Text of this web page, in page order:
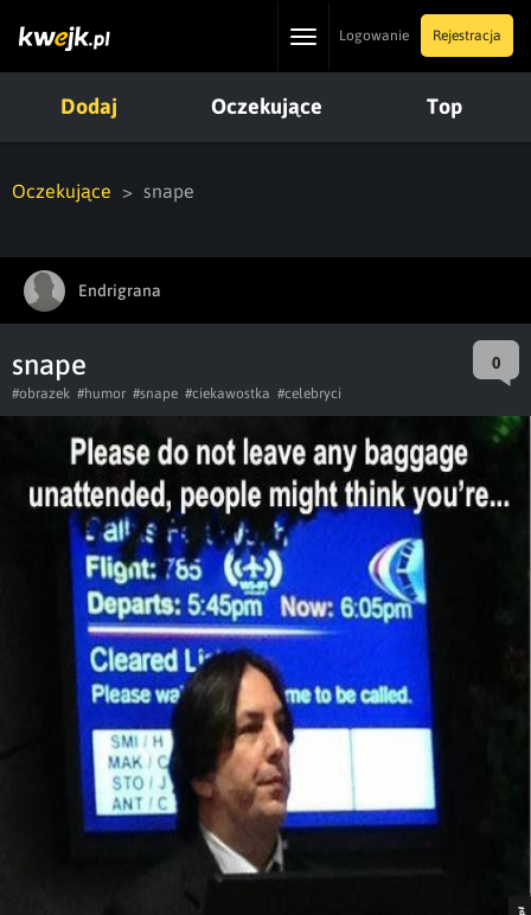
ToggleLogowanie Rejestracja
Dodaj Oczekujące Top
Oczekujące snape
Endrigrana
snape 0
#obrazek #humor #snape #ciekawostka #celebryci